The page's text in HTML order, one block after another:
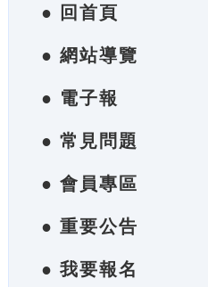
● 回首頁
● 網站導覽
● 電子報
● 常見問題
● 會員專區
● 重要公告
● 我要報名